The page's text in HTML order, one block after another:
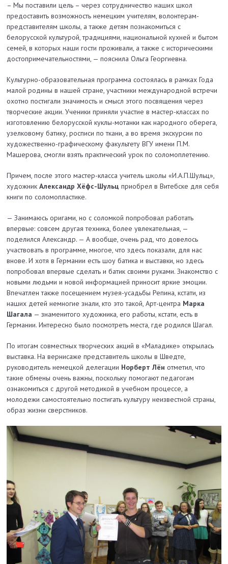
– Мы поставили цель – через сотрудничество наших школ
предоставить возможность немецким учителям, волонтерам-
представителям школы, а также детям познакомиться с
белорусской культурой, традициями, национальной кухней и бытом
семей, в которых наши гости проживали, а также с историческими
достопримечательностями, — пояснила Ольга Георгиевна.
Культурно-образовательная программа состоялась в рамках Года
малой родины в нашей стране, участники международной встречи
охотно постигали значимость и смысл этого посвящения через
творческие акции. Ученики приняли участие в мастер-классах по
изготовлению белорусской куклы-мотанки как народного оберега,
узелковому батику, росписи по ткани, а во время экскурсии по
художественно-графическому факультету ВГУ имени П.М.
Машерова, смогли взять практический урок по соломоплетению.
Причем, после этого мастер-класса учитель школы «И.А.П.Шульц»,
художник Александр Хёфс-Шульц приобрел в Витебске для себя
книги по соломопластике.
— Занимаюсь оригами, но с соломкой попробовал работать
впервые: совсем другая техника, более увлекательная, —
поделился Александр. — А вообще, очень рад, что довелось
участвовать в программе, многое, что здесь показали, для нас
внове. И хотя в Германии есть шоу батика и выставки, но здесь
попробовал впервые сделать и батик своими руками. Знакомство с
новыми людьми и новой информацией приносит яркие эмоции.
Впечатлен также посещением музея-усадьбы Репина, кстати, из
наших детей немногие знали, кто это такой, Арт-центра Марка
Шагала — знаменитого художника, его работы, кстати, есть в
Германии. Интересно было посмотреть места, где родился Шагал.
По итогам совместных творческих акций в «Маладике» открылась
выставка. На вернисаже представитель школы в Шведте,
руководитель немецкой делегации Норберт Лён отметил, что
такие обмены очень важны, поскольку помогают педагогам
ознакомиться с другой методикой в учебном процессе, а
молодежи самостоятельно постигать культуру неизвестной страны,
образ жизни сверстников.